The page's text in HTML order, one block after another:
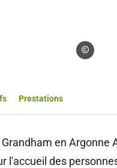
Droits gérés
Prestations
en Argonne
l'accueil des